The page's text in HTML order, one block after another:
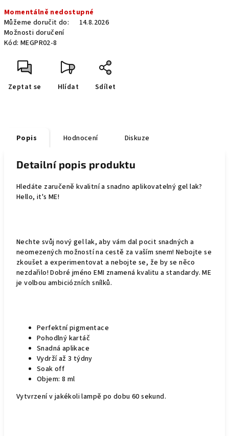
cena:
Momentálně nedostupné
Můžeme doručit do:
14.8.2026
Možnosti doručení
Kód: MEGPR02-8
Zeptat se Hlídat Sdílet
Popis Hodnocení Diskuze
Detailní popis produktu
Hledáte zaručeně kvalitní a snadno aplikovatelný gel lak?
Hello, it's ME!
Nechte svůj nový gel lak, aby vám dal pocit snadných a
neomezených možností na cestě za vaším snem! Nebojte se
zkoušet a experimentovat a nebojte se, že by se něco
nezdařilo! Dobré jméno EMI znamená kvalitu a standardy. ME
je volbou ambiciózních snílků.
Perfektní pigmentace
Pohodlný kartáč
Snadná aplikace
Vydrží až 3 týdny
Soak off
Objem: 8 ml
Vytvrzení v jakékoli lampě po dobu 60 sekund.